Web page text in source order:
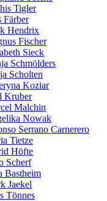
Tigler
Färber
Hendrix
Fischer
Sieck
Schmölders
Scholten
Koziar
Kruber
Malchin
Nowak
Serrano Carnerero
Tietze
Höfte
Scherf
Bastheim
Jaekel
Tönnes